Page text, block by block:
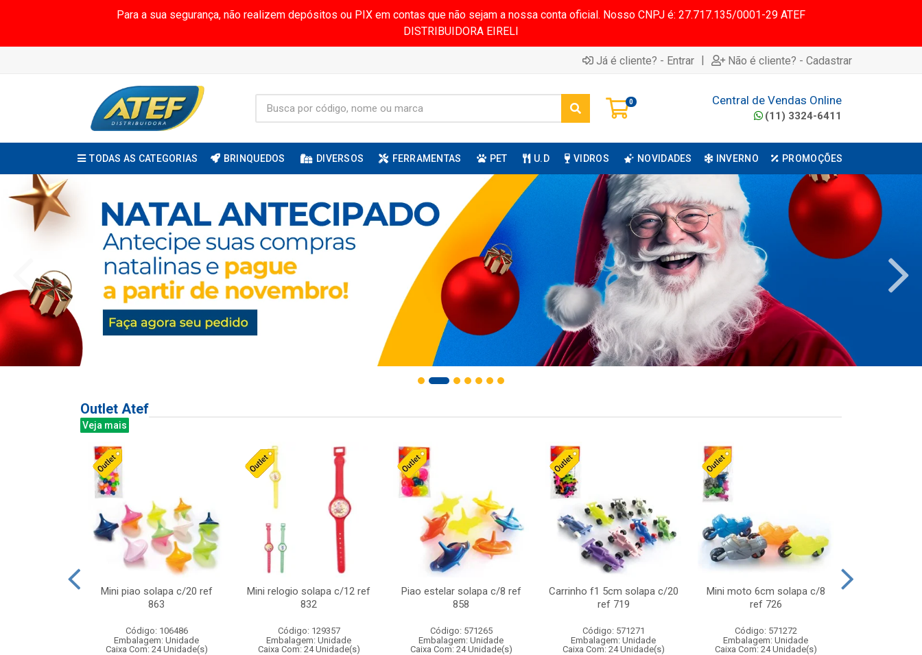
Para a sua segurança, não realizem depósitos ou PIX em contas que não sejam a nossa conta oficial. Nosso CNPJ é: 27.717.135/0001-29 ATEF
DISTRIBUIDORA EIRELI
Já é cliente? - Entrar | Não é cliente? - Cadastrar
0 Central de Vendas Online
(11) 3324-6411
TODAS AS CATEGORIAS BRINQUEDOS DIVERSOS FERRAMENTAS PET U.D VIDROS NOVIDADES INVERNO PROMOÇÕES
Outlet Atef
Veja mais
Mini piao solapa c/20 ref
863
Código: 106486
Embalagem: Unidade
Caixa Com: 24 Unidade(s)
Mini relogio solapa c/12 ref
832
Código: 129357
Embalagem: Unidade
Caixa Com: 24 Unidade(s)
Piao estelar solapa c/8 ref
858
Código: 571265
Embalagem: Unidade
Caixa Com: 24 Unidade(s)
Carrinho f1 5cm solapa c/20
ref 719
Código: 571271
Embalagem: Unidade
Caixa Com: 24 Unidade(s)
Mini moto 6cm solapa c/8
ref 726
Código: 571272
Embalagem: Unidade
Caixa Com: 24 Unidade(s)